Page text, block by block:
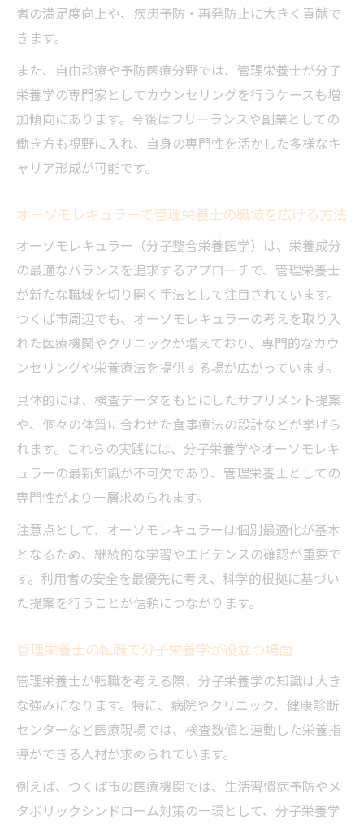
者の満足度向上や、疾患予防・再発防止に大きく貢献で
きます。
また、自由診療や予防医療分野では、管理栄養士が分子
栄養学の専門家としてカウンセリングを行うケースも増
加傾向にあります。今後はフリーランスや副業としての
働き方も視野に入れ、自身の専門性を活かした多様なキ
ャリア形成が可能です。
オーソモレキュラーで管理栄養士の職域を広げる方法
オーソモレキュラー（分子整合栄養医学）は、栄養成分
の最適なバランスを追求するアプローチで、管理栄養士
が新たな職域を切り開く手法として注目されています。
つくば市周辺でも、オーソモレキュラーの考えを取り入
れた医療機関やクリニックが増えており、専門的なカウ
ンセリングや栄養療法を提供する場が広がっています。
具体的には、検査データをもとにしたサプリメント提案
や、個々の体質に合わせた食事療法の設計などが挙げら
れます。これらの実践には、分子栄養学やオーソモレキ
ュラーの最新知識が不可欠であり、管理栄養士としての
専門性がより一層求められます。
注意点として、オーソモレキュラーは個別最適化が基本
となるため、継続的な学習やエビデンスの確認が重要で
す。利用者の安全を最優先に考え、科学的根拠に基づい
た提案を行うことが信頼につながります。
管理栄養士の転職で分子栄養学が役立つ場面
管理栄養士が転職を考える際、分子栄養学の知識は大き
な強みになります。特に、病院やクリニック、健康診断
センターなど医療現場では、検査数値と連動した栄養指
導ができる人材が求められています。
例えば、つくば市の医療機関では、生活習慣病予防やメ
タボリックシンドローム対策の一環として、分子栄養学